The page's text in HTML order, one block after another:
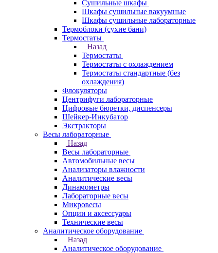
Сушильные шкафы
Шкафы сушильные вакуумные
Шкафы сушильные лабораторные
Термоблоки (сухие бани)
Термостаты
Назад
Термостаты
Термостаты с охлаждением
Термостаты стандартные (без
охлаждения)
Флокуляторы
Центрифуги лабораторные
Цифровые бюретки, диспенсеры
Шейкер-Инкубатор
Экстракторы
Весы лабораторные
Назад
Весы лабораторные
Автомобильные весы
Анализаторы влажности
Аналитические весы
Динамометры
Лабораторные весы
Микровесы
Опции и аксессуары
Технические весы
Аналитическое оборудование
Назад
Аналитическое оборудование